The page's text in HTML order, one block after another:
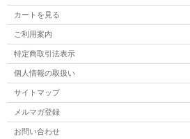
カートを見る
ご利用案内
特定商取引法表示
個人情報の取扱い
サイトマップ
メルマガ登録
お問い合わせ